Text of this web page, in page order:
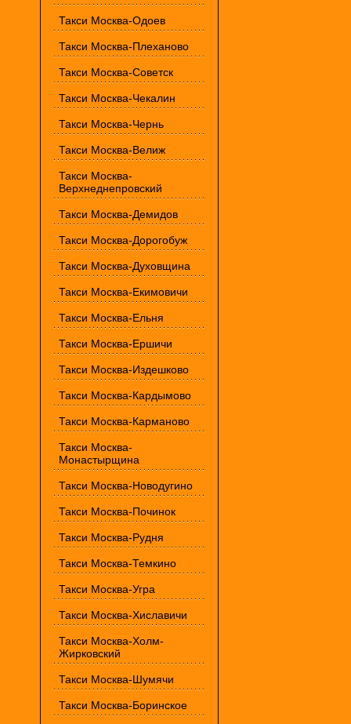
Такси Москва-Одоев
Такси Москва-Плеханово
Такси Москва-Советск
Такси Москва-Чекалин
Такси Москва-Чернь
Такси Москва-Велиж
Такси Москва-
Верхнеднепровский
Такси Москва-Демидов
Такси Москва-Дорогобуж
Такси Москва-Духовщина
Такси Москва-Екимовичи
Такси Москва-Ельня
Такси Москва-Ершичи
Такси Москва-Издешково
Такси Москва-Кардымово
Такси Москва-Карманово
Такси Москва-
Монастырщина
Такси Москва-Новодугино
Такси Москва-Починок
Такси Москва-Рудня
Такси Москва-Темкино
Такси Москва-Угра
Такси Москва-Хиславичи
Такси Москва-Холм-
Жирковский
Такси Москва-Шумячи
Такси Москва-Боринское